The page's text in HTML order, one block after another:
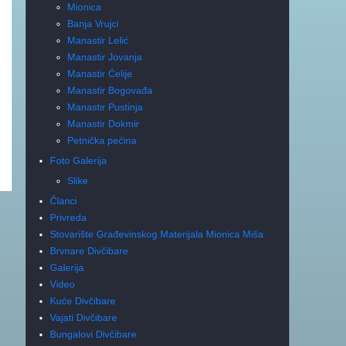
Mionica
Banja Vrujci
Manastir Lelić
Manastir Jovanja
Manastir Ćelije
Manastir Bogovađa
Manastir Pustinja
Manastir Dokmir
Petnička pećina
Foto Galerija
Slike
Članci
Privreda
Stovarište Građevinskog Materijala Mionica Miša
Brvnare Divčibare
Galerija
Video
Kuće Divčibare
Vajati Divčibare
Bungalovi Divčibare